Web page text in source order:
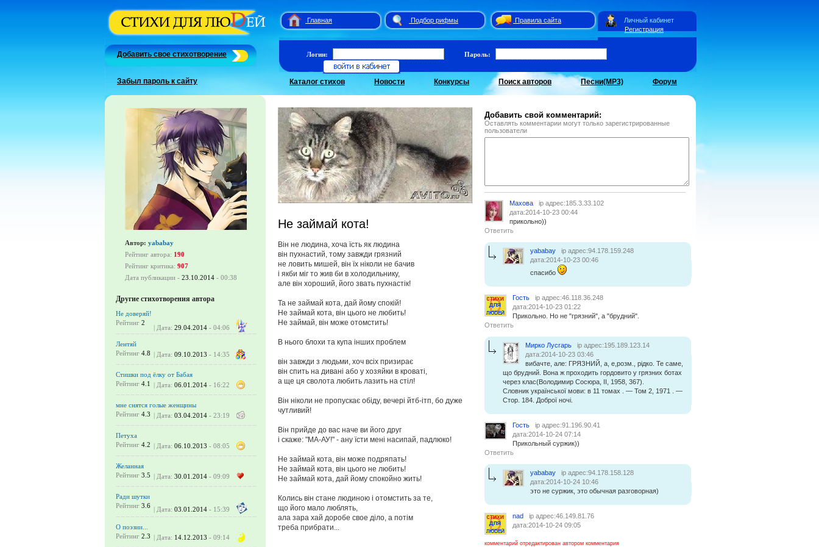
Главная Подбор рифмы
Правила сайта
Регистрация
Личный кабинет
Добавить свое стихотворение
Забыл пароль к сайту
Логин: Пароль:
Каталог стихов Новости Конкурсы Поиск авторов Песни(MP3) Форум
Автор: yababay
Рейтинг автора: 190
Рейтинг критика: 907
Дата публикации - 23.10.2014 - 00:38
Другие стихотворения автора
Не доверяй!
Рейтинг 2
| Дата: 29.04.2014 - 04:06
Лентяй
Рейтинг 4.8 | Дата: 09.10.2013 - 14:35
Стишки под ёлку от Бабая
Рейтинг 4.1 | Дата: 06.01.2014 - 16:22
мне снятся голые женщины
Рейтинг 4.3 | Дата: 03.04.2014 - 23:19
Петуха
Рейтинг 4.2 | Дата: 06.10.2013 - 08:05
Желанная
Рейтинг 3.5 | Дата: 30.01.2014 - 09:09
Ради шутки
Рейтинг 3.6 | Дата: 03.01.2014 - 15:39
О поэзии...
Рейтинг 2.3 | Дата: 14.12.2013 - 09:14
Не займай кота!
Вiн не людина, хоча їсть як людина
вiн пухнастий, тому завжди грязний
не ловить мишей, вiн їх нiколи не бачив
i якби мiг то жив би в холодильнику,
але вiн хороший, його звать пухнастiк!
Та не займай кота, дай йому спокiй!
Не займай кота, вiн цього не любить!
Не займай, вiн може отомстить!
В нього блохи та купа iнших проблем
вiн завжди з людьми, хоч всiх призирає
вiн спить на диванi або у хозяйки в кроватi,
а ще ця сволота любить лазить на стiл!
Вiн нiколи не пропускає обiду, вечерi йтб-iтп, бо дуже
чутливий!
Вiн прийде до вас наче ви його друг
i скаже: "МА-АУ!" - ану їсти менi насипай, падлюко!
Не займай кота, вiн може подряпать!
Не займай кота, вiн цього не любить!
Не займай кота, дай йому спокойно жить!
Колись вiн стане людиною i отомстить за те,
що його мало люблять,
ала зара хай доробе свое дiло, а потiм
треба прибрати...
Добавить свой комментарий:
Оставлять комментарии могут только зарегистрированные
пользователи
Махова
ip адрес:185.3.33.102
дата:2014-10-23 00:44
прикольно))
Ответить
yababay
ip адрес:94.178.159.248
дата:2014-10-23 00:46
спасибо
Гость
ip адрес:46.118.36.248
дата:2014-10-23 01:22
Прикольно. Но не "грязний", а "брудний".
Ответить
Мирко Лусгарь
ip адрес:195.189.123.14
дата:2014-10-23 03:46
вибачте, але: ГРЯЗНИЙ, а, е,розм., рідко. Те саме,
що брудний. Вона ж проходить гордовито у грязних ботах
через клас(Володимир Сосюра, II, 1958, 367).
Словник української мови: в 11 томах . — Том 2, 1971 . —
Стор. 184. Доброї ночі.
Гость
ip адрес:91.196.90.41
дата:2014-10-24 07:14
Прикольный суржик))
Ответить
yababay
ip адрес:94.178.158.128
дата:2014-10-24 10:46
это не суржик, это обычная разговорная)
nad
ip адрес:46.149.81.76
дата:2014-10-24 09:05
комментарий отредактирован автором комментария